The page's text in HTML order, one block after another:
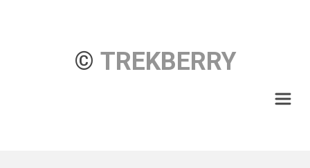
© TREKBERRY